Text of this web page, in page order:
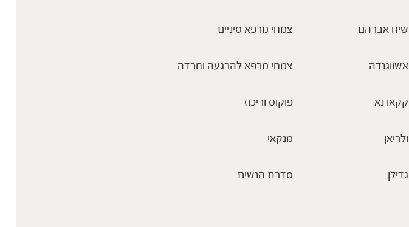
שיח אברהם
אשווגנדה
קקאו נא
ולריאן
גדילן
צמחי מרפא סיניים
צמחי מרפא להרגעה וחרדה
פוקוס וריכוז
מנקאי
סדרת הנשים